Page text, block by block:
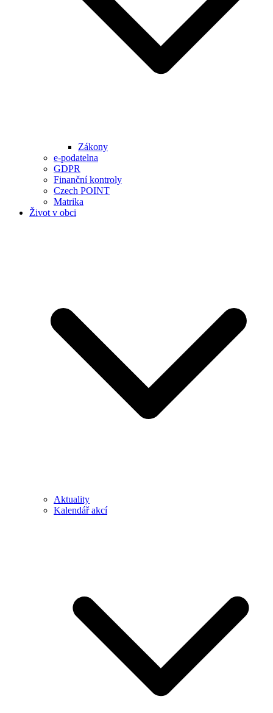
Zákony
e-podatelna
GDPR
Finanční kontroly
Czech POINT
Matrika
Život v obci
Aktuality
Kalendář akcí